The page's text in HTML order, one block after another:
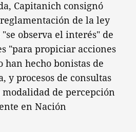
Capitanich consignó
de la ley
"se observa el interés" de
"para propiciar acciones
han hecho bonistas de
y procesos de consultas
de percepción
en Nación